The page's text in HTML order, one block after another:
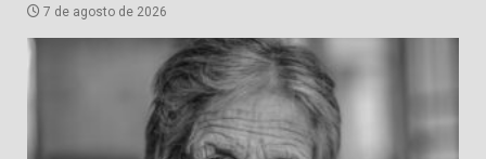
7 de agosto de 2026